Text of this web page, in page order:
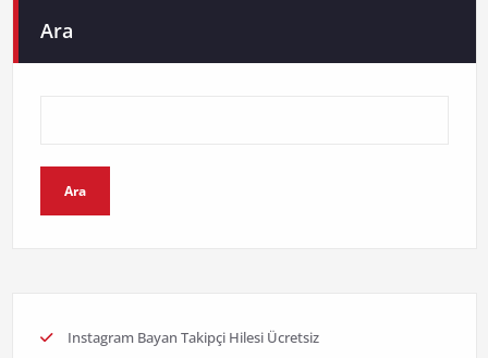
Ara
Ara
Instagram Bayan Takipçi Hilesi Ücretsiz